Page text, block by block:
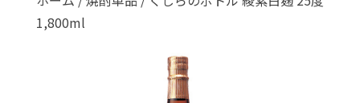
1,800ml